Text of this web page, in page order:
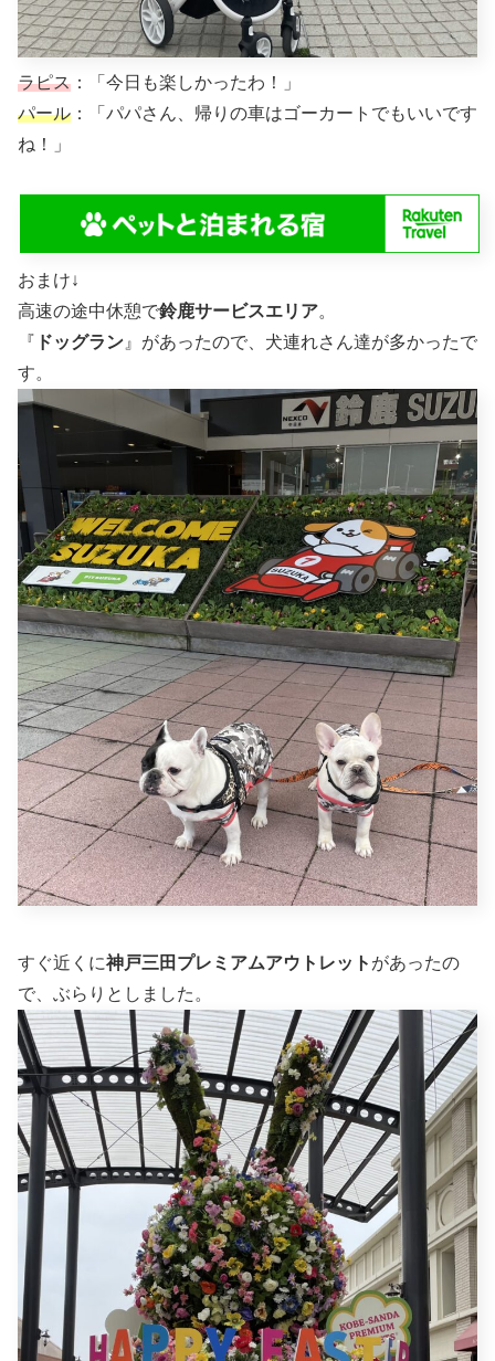
ラピス ：「今日も楽しかったわ！」
パール ：「パパさん、帰りの車はゴーカートでもいいです
ね！」
おまけ↓
高速の途中休憩で鈴鹿サービスエリア。
『 ドッグラン 』があったので、犬連れさん達が多かったで
す。
すぐ近くに神戸三田プレミアムアウトレット があったの
で、ぶらりとしました。